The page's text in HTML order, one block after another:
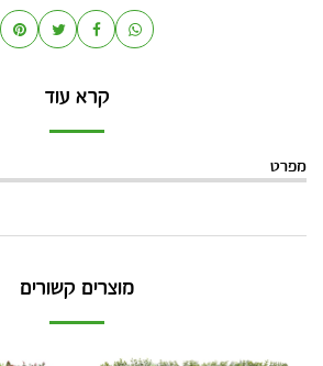
קרא עוד
מפרט
מוצרים קשורים